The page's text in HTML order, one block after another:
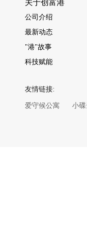
关于创富港
公司介绍
最新动态
"港"故事
科技赋能
友情链接:
爱守候公寓 小